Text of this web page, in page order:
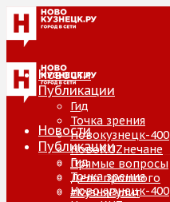
Новости
Публикации
Гид
Точка зрения
Новокузнецк-400
НовоKUZнечане
Прямые вопросы
Дело прошлого
#КузняРулит
Новости
Публикации
Гид
Точка зрения
Новокузнецк-400